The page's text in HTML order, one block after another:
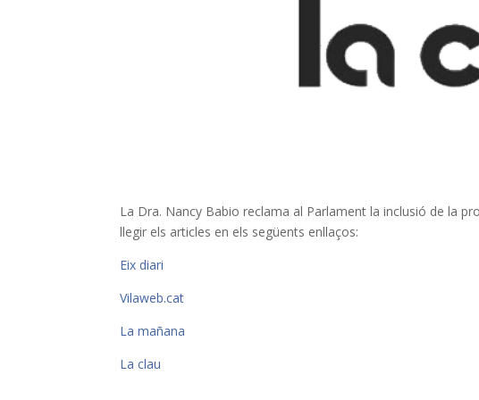
La Dra. Nancy Babio reclama al Parlament la inclusió de la
llegir els articles en els següents enllaços:
Eix diari
Vilaweb.cat
La mañana
La clau